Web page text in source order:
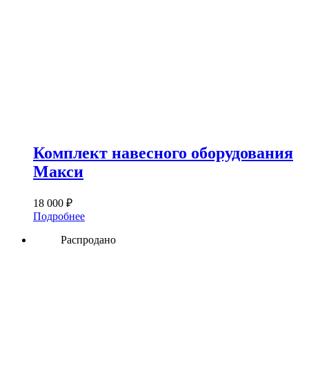
Комплект навесного оборудования
Макси
18 000 ₽
Подробнее
Распродано